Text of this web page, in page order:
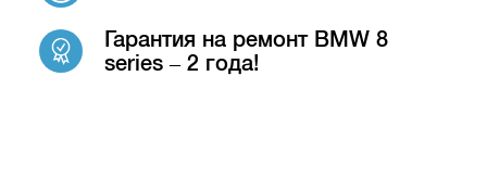
Гарантия на ремонт BMW 8
series – 2 года!